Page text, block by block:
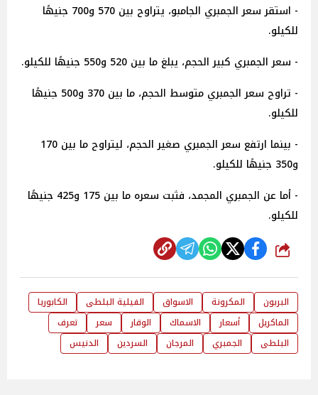
- استقر سعر الجمبري الجامبو، يتراوح بين 570 و700 جنيهًا
للكيلو.
- سعر الجمبري كبير الحجم، يبلغ ما بين 520 و550 جنيهًا للكيلو.
- تراوح سعر الجمبري متوسط الحجم، ما بين 370 و500 جنيهًا
للكيلو.
- بينما ارتفع سعر الجمبري صغير الحجم، ليتراوح ما بين 170
و350 جنيهًا للكيلو.
- أما عن الجمبري المجمد، فثبت سعره ما بين 175 و425 جنيهًا
للكيلو.
شارك
البربون المكرونة الاسواق الفيلية البلطى
الكابوريا
الماكريل
أسعار الاسماك الوقار سعر
تعرف
البلطى
الجمبري المرجان السردين الدنيس